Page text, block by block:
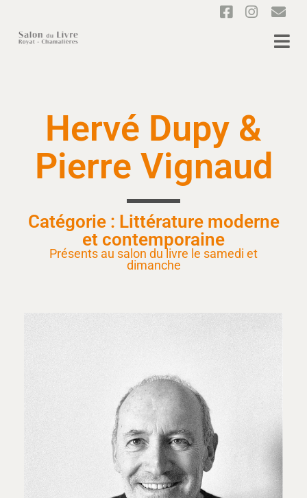
Hervé Dupy &
Pierre Vignaud
Catégorie : Littérature moderne
et contemporaine
Présents au salon du livre le samedi et
dimanche